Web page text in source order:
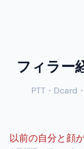
フィラー
PTT・Dcard
以前の自分と顔